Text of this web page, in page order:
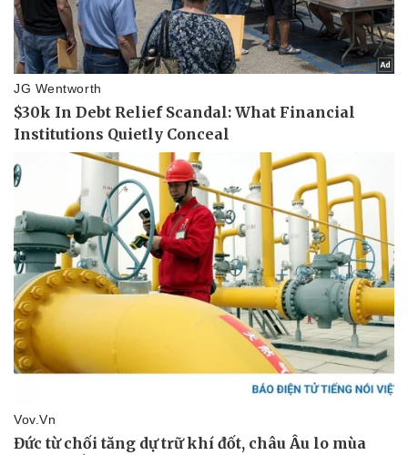
Pháp luật
Vụ án
Tin nóng
Quân sự - Quốc phòng
Việt Nam
Phân tích